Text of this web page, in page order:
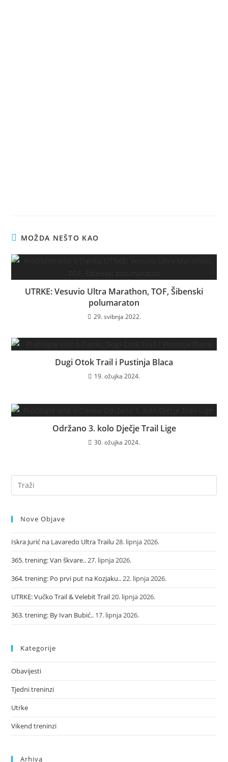
MOŽDA NEŠTO KAO
UTRKE: Vesuvio Ultra Marathon, TOF, Šibenski
polumaraton
29. svibnja 2022.
Dugi Otok Trail i Pustinja Blaca
19. ožujka 2024.
Održano 3. kolo Dječje Trail Lige
30. ožujka 2024.
Nove Objave
Iskra Jurić na Lavaredo Ultra Trailu 28. lipnja 2026.
365. trening: Van škvare..27. lipnja 2026.
364. trening: Po prvi put na Kozjaku..22. lipnja 2026.
UTRKE: Vučko Trail & Velebit Trail20. lipnja 2026.
363. trening: By Ivan Bubić.. 17. lipnja 2026.
Kategorije
Obavijesti
Tjedni treninzi
Utrke
Vikend treninzi
Arhiva